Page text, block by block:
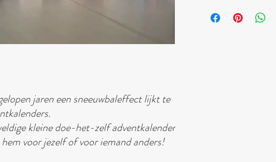
jaren een sneeuwbaleffect lijkt te
kleine doe-het-zelf adventkalender
voor jezelf of voor iemand anders!